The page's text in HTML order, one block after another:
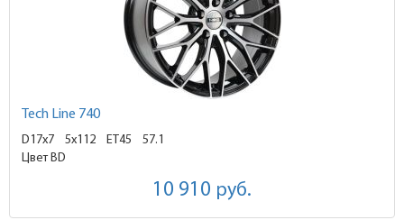
Tech Line 740
D17x7 5x112 ET45
57.1
Цвет BD
10 910 руб.